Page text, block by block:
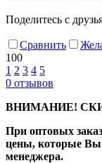
Поделитесь с
Сравнить
100
1 2 3 4 5
0 отзывов
ВНИМАНИЕ!
При оптовых
цены, которые Вы
менеджера.